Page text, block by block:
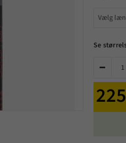
Se
